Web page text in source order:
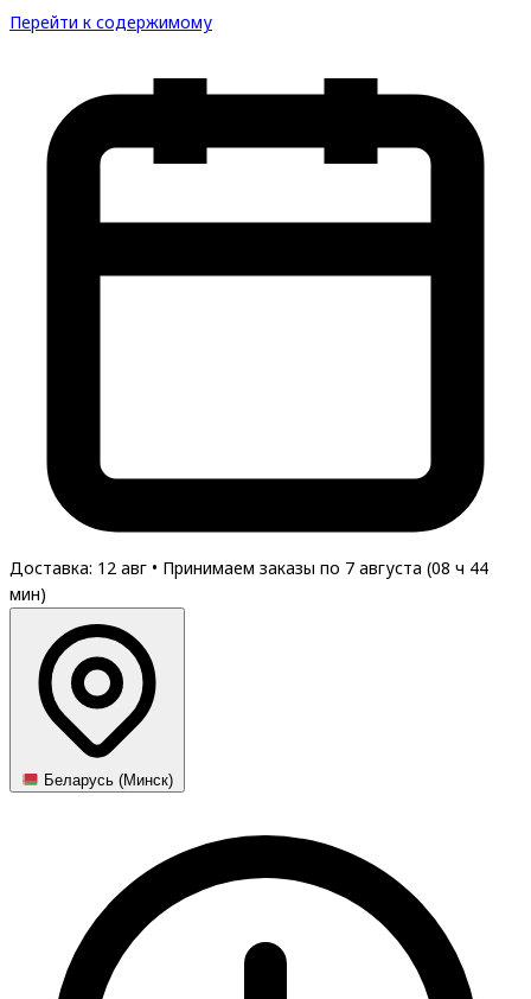
Перейти к содержимому
Доставка: 12 авг • Принимаем заказы по 7 августа (08 ч 44
мин)
Беларусь (Минск)